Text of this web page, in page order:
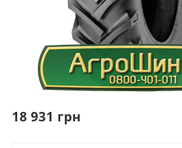
18 931 грн